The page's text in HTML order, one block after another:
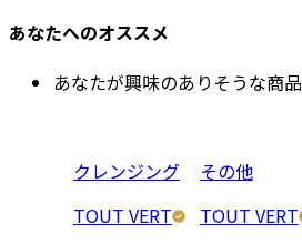
あなたへのオススメ
あなたが興味のありそうな商品
クレンジング
TOUT VERT
その他
TOUT VERT